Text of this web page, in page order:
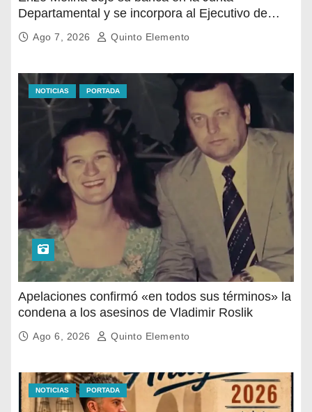
Departamental y se incorpora al Ejecutivo de
Carlos Albisu
Ago 7, 2026 Quinto Elemento
NOTICIAS PORTADA
Apelaciones confirmó «en todos sus términos» la
condena a los asesinos de Vladimir Roslik
Ago 6, 2026 Quinto Elemento
NOTICIAS PORTADA